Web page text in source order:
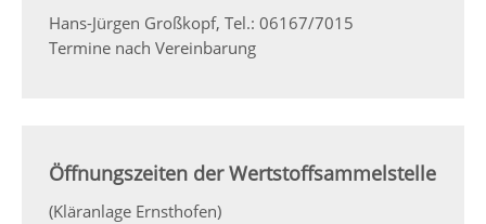
Hans-Jürgen Großkopf, Tel.: 06167/7015
Termine nach Vereinbarung
Öffnungszeiten der Wertstoffsammelstelle
(Kläranlage Ernsthofen)